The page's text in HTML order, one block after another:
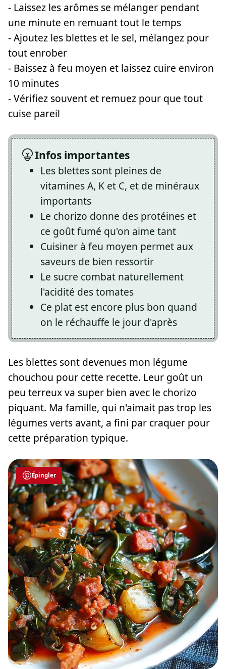
- Laissez les arômes se mélanger pendant
une minute en remuant tout le temps
- Ajoutez les blettes et le sel, mélangez pour
tout enrober
- Baissez à feu moyen et laissez cuire environ
10 minutes
- Vérifiez souvent et remuez pour que tout
cuise pareil
Infos importantes
Les blettes sont pleines de
vitamines A, K et C, et de minéraux
importants
Le chorizo donne des protéines et
ce goût fumé qu'on aime tant
Cuisiner à feu moyen permet aux
saveurs de bien ressortir
Le sucre combat naturellement
l'acidité des tomates
Ce plat est encore plus bon quand
on le réchauffe le jour d'après
Les blettes sont devenues mon légume
chouchou pour cette recette. Leur goût un
peu terreux va super bien avec le chorizo
piquant. Ma famille, qui n'aimait pas trop les
légumes verts avant, a fini par craquer pour
cette préparation typique.
Épingler